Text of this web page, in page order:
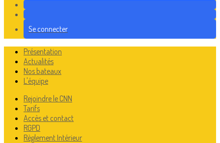
Se connecter
Présentation
Actualités
Nos bateaux
L'équipe
Rejoindre le CNN
Tarifs
Accès et contact
RGPD
Règlement Intérieur